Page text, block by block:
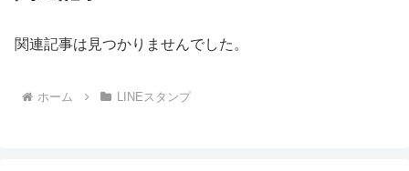
関連記事は見つかりませんでした。
ホーム LINEスタンプ